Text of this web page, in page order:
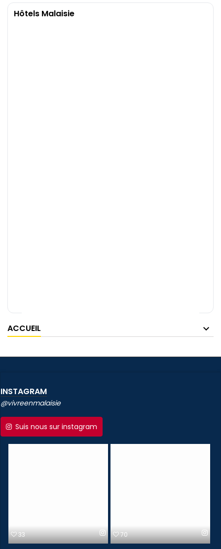
Hôtels Malaisie
ACCUEIL
INSTAGRAM
@vivreenmalaisie
Suis nous sur instagram
33 70